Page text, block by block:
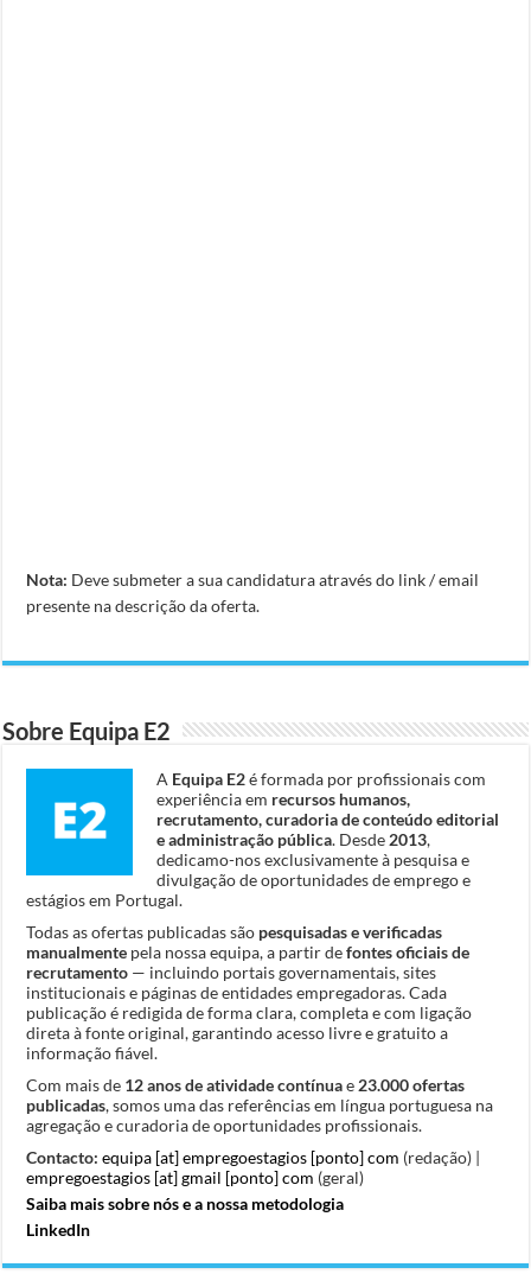
Nota: Deve submeter a sua candidatura através do link / email
presente na descrição da oferta.
Sobre Equipa E2
A Equipa E2é formada por profissionais com
experiência em recursos humanos,
recrutamento, curadoria de conteúdo editorial
e administração pública. Desde 2013,
dedicamo-nos exclusivamente à pesquisa e
divulgação de oportunidades de emprego e
estágios em Portugal.
Todas as ofertas publicadas são pesquisadas e verificadas
manualmente pela nossa equipa, a partir defontes oficiais de
recrutamento — incluindo portais governamentais, sites
institucionais e páginas de entidades empregadoras. Cada
publicação é redigida de forma clara, completa e com ligação
direta à fonte original, garantindo acesso livre e gratuito a
informação fiável.
Com mais de 12 anos de atividade contínuae 23.000 ofertas
publicadas, somos uma das referências em língua portuguesa na
agregação e curadoria de oportunidades profissionais.
Contacto: equipa [at] empregoestagios [ponto] com (redação) |
empregoestagios [at] gmail [ponto] com (geral)
Saiba mais sobre nós e a nossa metodologia
LinkedIn